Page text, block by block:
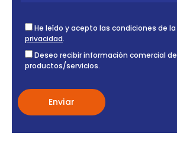
He leído y acepto las condiciones de la
privacidad.
Deseo recibir información comercial de
productos/servicios.